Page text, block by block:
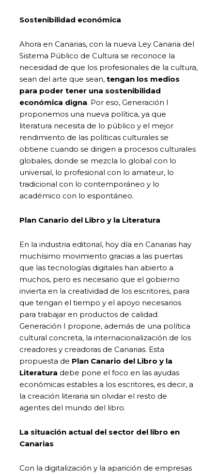
Sostenibilidad económica
Ahora en Canarias, con la nueva Ley Canaria del
Sistema Público de Cultura se reconoce la
necesidad de que los profesionales de la cultura,
sean del arte que sean, tengan los medios
para poder tener una sostenibilidad
económica digna. Por eso, Generación I
proponemos una nueva política, ya que
literatura necesita de lo público y el mejor
rendimiento de las políticas culturales se
obtiene cuando se dirigen a procesos culturales
globales, donde se mezcla lo global con lo
universal, lo profesional con lo amateur, lo
tradicional con lo contemporáneo y lo
académico con lo espontáneo.
Plan Canario del Libro y la Literatura
En la industria editorial, hoy día en Canarias hay
muchísimo movimiento gracias a las puertas
que las tecnologías digitales han abierto a
muchos, pero es necesario que el gobierno
invierta en la creatividad de los escritores, para
que tengan el tiempo y el apoyo necesarios
para trabajar en productos de calidad.
Generación I propone, además de una política
cultural concreta, la internacionalización de los
creadores y creadoras de Canarias. Esta
propuesta de Plan Canario del Libro y la
Literatura debe pone el foco en las ayudas
económicas estables a los escritores, es decir, a
la creación literaria sin olvidar el resto de
agentes del mundo del libro.
La situación actual del sector del libro en
Canarias
Con la digitalización y la aparición de empresas